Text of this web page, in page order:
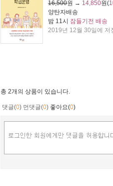
16,500원 → 14,850원(
양탄자배송
밤 11시 잠들기전 배송
2019년 12월 30일에 저
총 2개 의 상품이 있습니다.
댓글(0) 먼댓글(0) 좋아요(0)